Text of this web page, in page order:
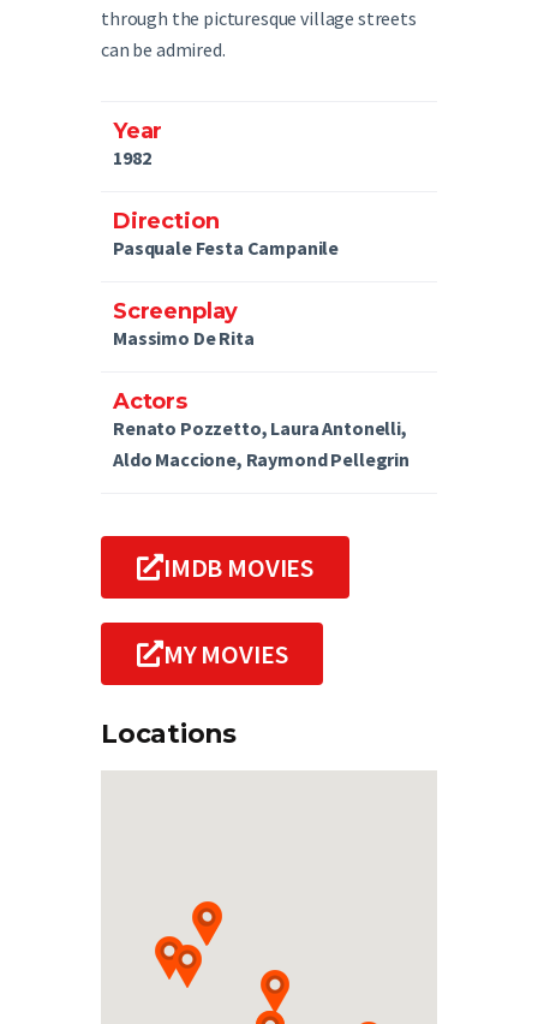
through the picturesque village streets
can be admired.
Year
1982
Direction
Pasquale Festa Campanile
Screenplay
Massimo De Rita
Actors
Renato Pozzetto, Laura Antonelli,
Aldo Maccione, Raymond Pellegrin
IMDB MOVIES
MY MOVIES
Locations